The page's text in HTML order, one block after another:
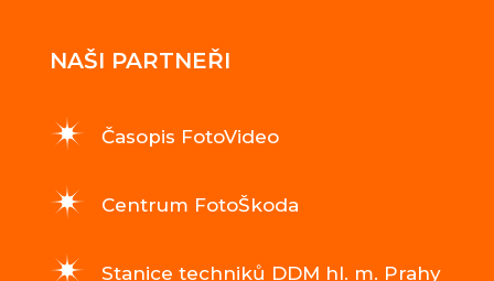
NAŠI PARTNEŘI
Časopis FotoVideo
Centrum FotoŠkoda
Stanice techniků DDM hl. m. Prahy